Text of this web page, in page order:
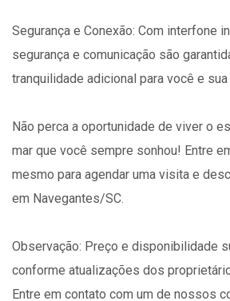
Segurança e Conexão: Com interfone
segurança e comunicação são
tranquilidade adicional para você e
Não perca a oportunidade de viver o
mar que você sempre sonhou! Entre
mesmo para agendar uma visita e
em Navegantes/SC.
Observação: Preço e disponibilidade
conforme atualizações dos
Entre em contato com um de nossos